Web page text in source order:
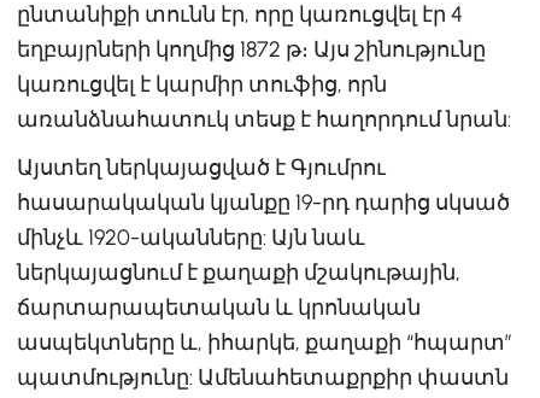
ընտանիքի տունն էր, որը կառուցվել էր 4
եղբայրների կողմից 1872 թ։ Այս շինությունը
կառուցվել է կարմիր տուֆից, որն
առանձնահատուկ տեսք է հաղորդում նրան:
Այստեղ ներկայացված է Գյումրու
հասարակական կյանքը 19-րդ դարից սկսած
մինչև 1920-ականները: Այն նաև
ներկայացնում է քաղաքի մշակութային,
ճարտարապետական ​​և կրոնական
ասպեկտները և, իհարկե, քաղաքի “հպարտ”
պատմությունը: Ամենահետաքրքիր փաստն